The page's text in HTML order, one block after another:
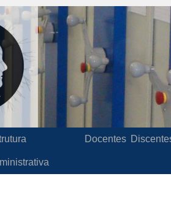
Docentes